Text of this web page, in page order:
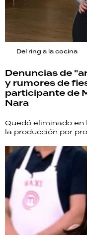
Del ring a la cocina
Denuncias de
y rumores de
participante de
Nara
Quedó eliminado en
la producción por